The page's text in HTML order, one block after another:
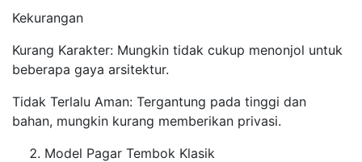
Kekurangan
Kurang Karakter: Mungkin tidak cukup menonjol untuk
beberapa gaya arsitektur.
Tidak Terlalu Aman: Tergantung pada tinggi dan
bahan, mungkin kurang memberikan privasi.
Model Pagar Tembok Klasik